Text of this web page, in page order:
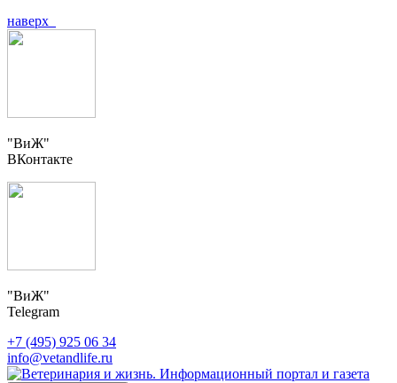
наверх
"ВиЖ"
ВКонтакте
"ВиЖ"
Telegram
+7 (495) 925 06 34
info@vetandlife.ru